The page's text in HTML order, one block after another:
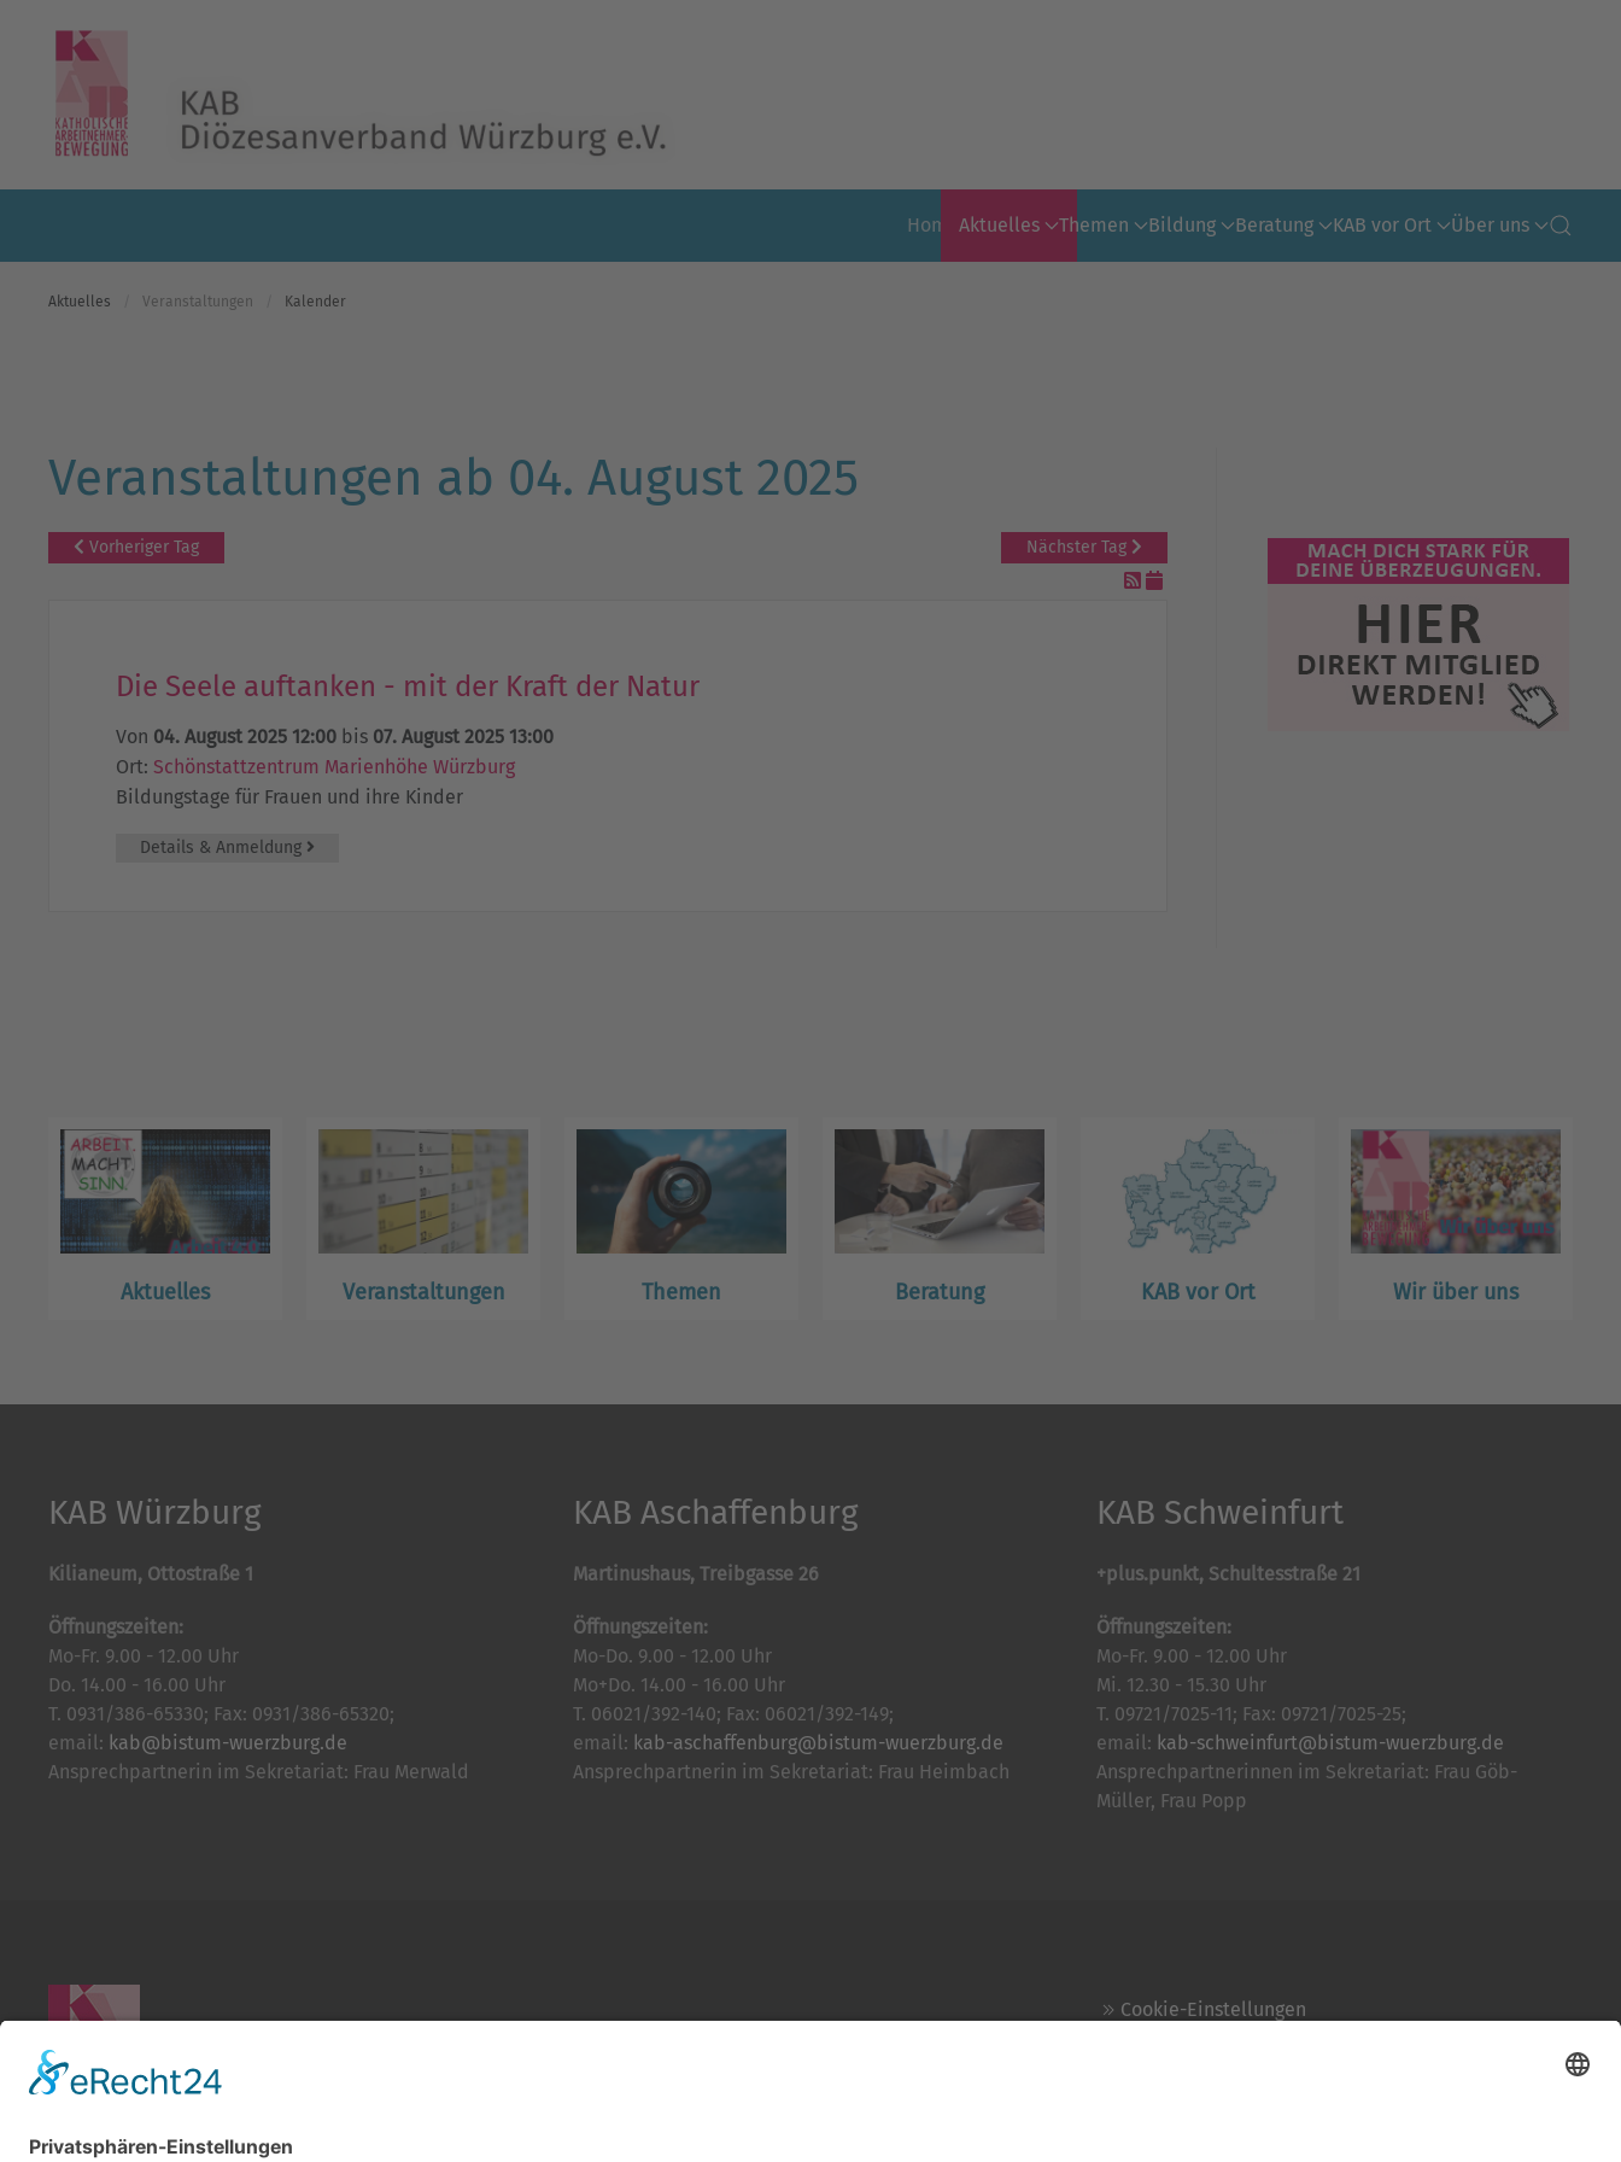
Skip to main content
Home Aktuelles Themen Bildung Beratung KAB vor Ort Über uns
Aktuelles Veranstaltungen Kalender
Veranstaltungen ab 04. August 2025
Vorheriger Tag Nächster Tag
Die Seele auftanken - mit der Kraft der Natur
Von 04. August 2025 12:00 bis 07. August 2025 13:00
Ort: Schönstattzentrum Marienhöhe Würzburg
Bildungstage für Frauen und ihre Kinder
Details & Anmeldung
Aktuelles Veranstaltungen Themen Beratung KAB vor Ort Wir über uns
KAB Würzburg
Kilianeum, Ottostraße 1
Öffnungszeiten:
Mo-Fr. 9.00 - 12.00 Uhr
Do. 14.00 - 16.00 Uhr
T. 0931/386-65330; Fax: 0931/386-65320;
email: kab@bistum-wuerzburg.de
Ansprechpartnerin im Sekretariat: Frau Merwald
KAB Aschaffenburg
Martinushaus, Treibgasse 26
Öffnungszeiten:
Mo-Do. 9.00 - 12.00 Uhr
Mo+Do. 14.00 - 16.00 Uhr
T. 06021/392-140; Fax: 06021/392-149;
email: kab-aschaffenburg@bistum-wuerzburg.de
Ansprechpartnerin im Sekretariat: Frau Heimbach
KAB Schweinfurt
+plus.punkt, Schultesstraße 21
Öffnungszeiten:
Mo-Fr. 9.00 - 12.00 Uhr
Mi. 12.30 - 15.30 Uhr
T. 09721/7025-11; Fax: 09721/7025-25;
email: kab-schweinfurt@bistum-wuerzburg.de
Ansprechpartnerinnen im Sekretariat: Frau Göb-
Müller, Frau Popp
Cookie-Einstellungen